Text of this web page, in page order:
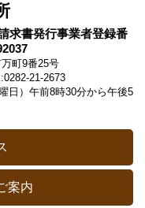
書発行事業者登録番
町9番25号
21-2673
日）午前8時30分から午後5
案内